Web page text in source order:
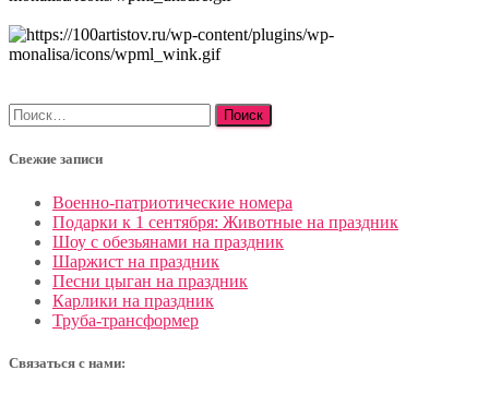
Найти:
Свежие записи
Военно-патриотические номера
Подарки к 1 сентября: Животные на праздник
Шоу с обезьянами на праздник
Шаржист на праздник
Песни цыган на праздник
Карлики на праздник
Труба-трансформер
Связаться с нами: